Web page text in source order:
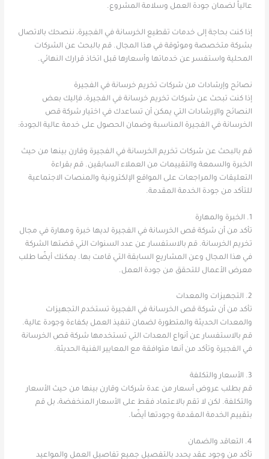
عالياً لضمان جودة العمل وسلامة المشروع.
إذا كنت بحاجة إلى خدمات تقطيع الخرسانة في الفجيرة، ننصحك بالاتصال
بشركة متخصصة وموثوقة في هذا المجال. قم بالبحث عن الشركات
المحلية واستفسر عن خدماتها وأسعارها قبل اتخاذ قرارك النهائي.
نصائح وإرشادات من شركات تخريم خرسانة في الفجيرة
إذا كنت تبحث عن شركات تخريم خرسانة في الفجيرة، فإليك بعض
النصائح والإرشادات التي يمكن أن تساعدك في اختيار شركة قص
الخرسانة في الفجيرة المناسبة وضمان الحصول على خدمة عالية الجودة:
قم بالبحث عن شركات تخريم الخرسانة في الفجيرة وقارن بينها من حيث
الخبرة والسمعة والتقييمات من العملاء السابقين. قم بقراءة
التعليقات والمراجعات على المواقع الإلكترونية والمنصات الاجتماعية
للتأكد من جودة الخدمة المقدمة.
1. الخبرة والمهارة
تأكد من أن شركة قص الخرسانة في الفجيرة لديها خبرة ومهارة في مجال
تخريم الخرسانة. قم بالاستفسار عن عدد السنوات التي قضتها الشركة
في هذا المجال وعن المشاريع السابقة التي قامت بها. يمكنك أيضًا طلب
معرض الأعمال للتحقق من جودة العمل.
2. التجهيزات والمعدات
تأكد من أن شركة قص الخرسانة في الفجيرة تستخدم التجهيزات
والمعدات الحديثة والمتطورة لضمان تنفيذ العمل بكفاءة وجودة عالية.
قم بالاستفسار عن أنواع المعدات التي تستخدمها شركة قص الخرسانة
في الفجيرة وتأكد من أنها متوافقة مع المعايير الفنية الحديثة.
3. الأسعار والتكلفة
قم بطلب عروض أسعار من عدة شركات وقارن بينها من حيث الأسعار
والتكلفة. لكن لا تقم بالاعتماد فقط على الأسعار المنخفضة، بل قم
بتقييم الخدمة المقدمة وجودتها أيضًا.
4. التعاقد والضمان
تأكد من وجود عقد يحدد بالتفصيل جميع تفاصيل العمل والمواعيد